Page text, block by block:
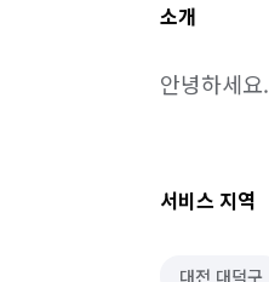
소개
안녕하세
서비스 지역
대전 대덕구